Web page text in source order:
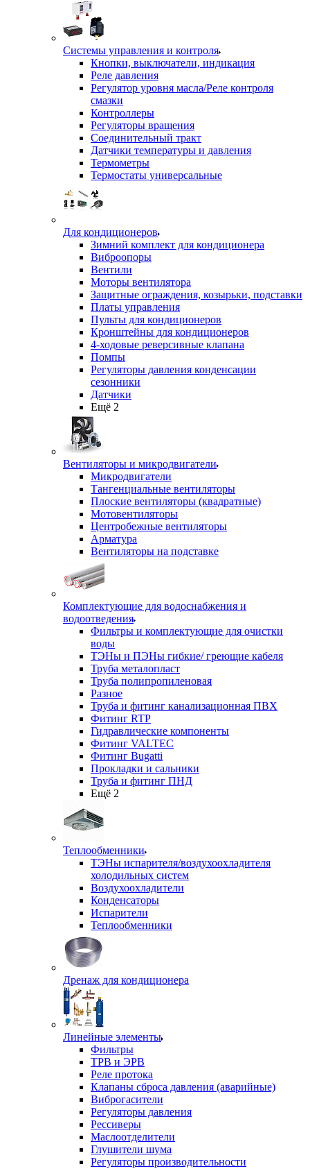
Системы управления и контроля
Кнопки, выключатели, индикация
Реле давления
Регулятор уровня масла/Реле контроля
смазки
Контроллеры
Регуляторы вращения
Соединительный тракт
Датчики температуры и давления
Термометры
Термостаты универсальные
Для кондиционеров
Зимний комплект для кондиционера
Виброопоры
Вентили
Моторы вентилятора
Защитные ограждения, козырьки, подставки
Платы управления
Пульты для кондиционеров
Кронштейны для кондиционеров
4-ходовые реверсивные клапана
Помпы
Регуляторы давления конденсации
сезонники
Датчики
Ещё 2
Вентиляторы и микродвигатели
Микродвигатели
Тангенциальные вентиляторы
Плоские вентиляторы (квадратные)
Мотовентиляторы
Центробежные вентиляторы
Арматура
Вентиляторы на подставке
Комплектующие для водоснабжения и
водоотведения
Фильтры и комплектующие для очистки
воды
ТЭНы и ПЭНы гибкие/ греющие кабеля
Труба металопласт
Труба полипропиленовая
Разное
Труба и фитинг канализационная ПВХ
Фитинг RTP
Гидравлические компоненты
Фитинг VALTEC
Фитинг Bugatti
Прокладки и сальники
Труба и фитинг ПНД
Ещё 2
Теплообменники
ТЭНы испарителя/воздухоохладителя
холодильных систем
Воздухоохладители
Конденсаторы
Испарители
Теплообменники
Дренаж для кондиционера
Линейные элементы
Фильтры
ТРВ и ЭРВ
Реле протока
Клапаны сброса давления (аварийные)
Виброгасители
Регуляторы давления
Рессиверы
Маслоотделители
Глушители шума
Регуляторы производительности